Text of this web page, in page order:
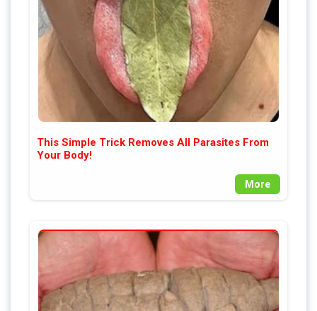
This Simple Trick Removes All Parasites From
Your Body!
More